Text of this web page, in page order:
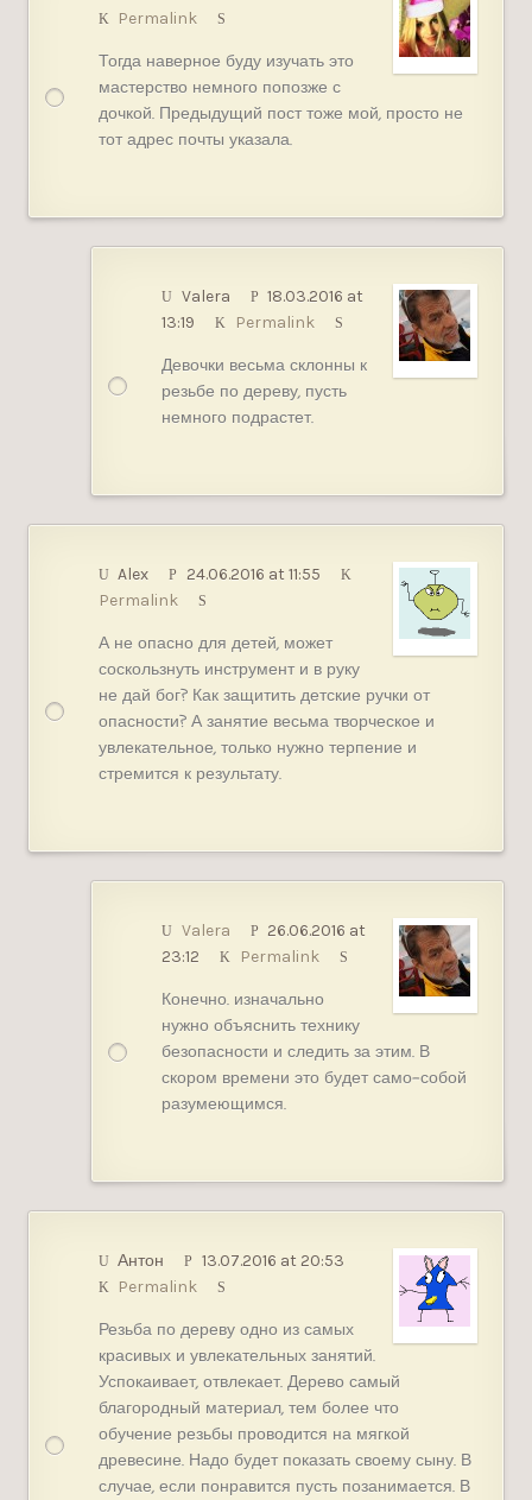
Permalink
Тогда наверное буду изучать это
мастерство немного попозже с
дочкой. Предыдущий пост тоже мой, просто не
тот адрес почты указала.
Valera
18.03.2016 at
13:19
Permalink
Девочки весьма склонны к
резьбе по дереву, пусть
немного подрастет.
Alex
24.06.2016 at 11:55
Permalink
А не опасно для детей, может
соскользнуть инструмент и в руку
не дай бог? Как защитить детские ручки от
опасности? А занятие весьма творческое и
увлекательное, только нужно терпение и
стремится к результату.
Valera
26.06.2016 at
23:12
Permalink
Конечно. изначально
нужно объяснить технику
безопасности и следить за этим. В
скором времени это будет само-собой
разумеющимся.
Антон
13.07.2016 at 20:53
Permalink
Резьба по дереву одно из самых
красивых и увлекательных занятий.
Успокаивает, отвлекает. Дерево самый
благородный материал, тем более что
обучение резьбы проводится на мягкой
древесине. Надо будет показать своему сыну. В
случае, если понравится пусть позанимается. В